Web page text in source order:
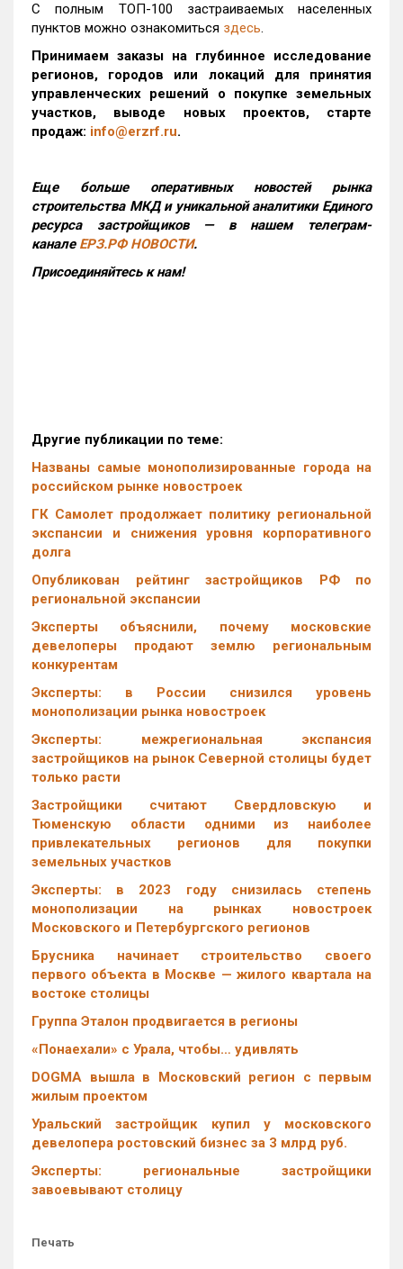
С полным ТОП-100 застраиваемых населенных
пунктов можно ознакомиться здесь.
Принимаем заказы на глубинное исследование
регионов, городов или локаций для принятия
управленческих решений о покупке земельных
участков, выводе новых проектов, старте
продаж: info@erzrf.ru.
Еще больше оперативных новостей рынка
строительства МКД и уникальной аналитики Единого
ресурса застройщиков — в нашем телеграм-
канале ЕРЗ.РФ НОВОСТИ.
Присоединяйтесь к нам!
Другие публикации по теме:
Названы самые монополизированные города на
российском рынке новостроек
ГК Самолет продолжает политику региональной
экспансии и снижения уровня корпоративного
долга
Опубликован рейтинг застройщиков РФ по
региональной экспансии
Эксперты объяснили, почему московские
девелоперы продают землю региональным
конкурентам
Эксперты: в России снизился уровень
монополизации рынка новостроек
Эксперты: межрегиональная экспансия
застройщиков на рынок Северной столицы будет
только расти
Застройщики считают Свердловскую и
Тюменскую области одними из наиболее
привлекательных регионов для покупки
земельных участков
Эксперты: в 2023 году снизилась степень
монополизации на рынках новостроек
Московского и Петербургского регионов
Брусника начинает строительство своего
первого объекта в Москве — жилого квартала на
востоке столицы
Группа Эталон продвигается в регионы
«Понаехали» с Урала, чтобы… удивлять
DOGMA вышла в Московский регион с первым
жилым проектом
Уральский застройщик купил у московского
девелопера ростовский бизнес за 3 млрд руб.
Эксперты: региональные застройщики
завоевывают столицу
Печать